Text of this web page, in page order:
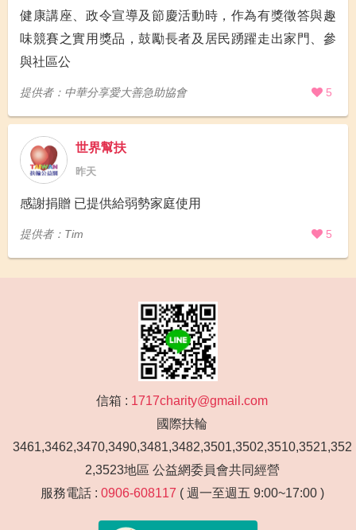
健康講座、政令宣導及節慶活動時，作為有獎徵答與趣
味競賽之實用獎品，鼓勵長者及居民踴躍走出家門、參
與社區公
提供者：中華分享愛大善急助協會 5
世界幫扶
昨天
感謝捐贈 已提供給弱勢家庭使用
提供者：Tim 5
信箱 : 1717charity@gmail.com
國際扶輪
3461,3462,3470,3490,3481,3482,3501,3502,3510,3521,352
2,3523地區 公益網委員會共同經營
服務電話 : 0906-608117 ( 週一至週五 9:00~17:00 )